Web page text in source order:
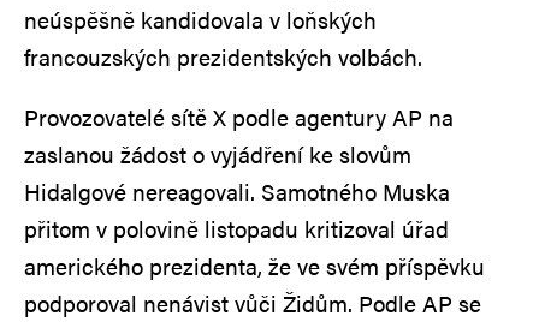
neúspěšně kandidovala v loňských
francouzských prezidentských volbách.
Provozovatelé sítě X podle agentury AP na
zaslanou žádost o vyjádření ke slovům
Hidalgové nereagovali. Samotného Muska
přitom v polovině listopadu kritizoval úřad
amerického prezidenta, že ve svém příspěvku
podporoval nenávist vůči Židům. Podle AP se